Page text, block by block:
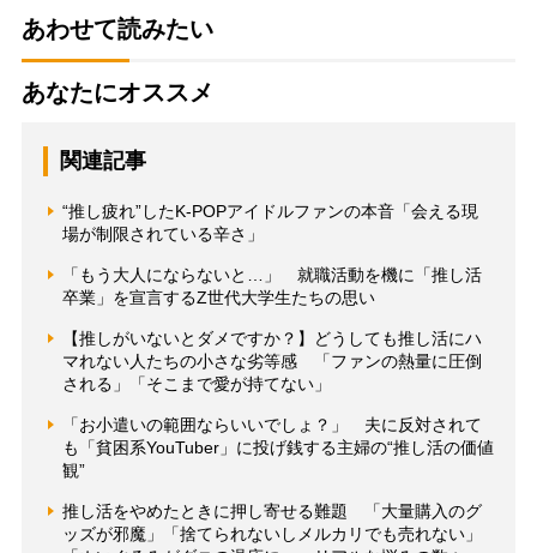
あわせて読みたい
あなたにオススメ
関連記事
“推し疲れ”したK-POPアイドルファンの本音「会える現
場が制限されている辛さ」
「もう大人にならないと…」 就職活動を機に「推し活
卒業」を宣言するZ世代大学生たちの思い
【推しがいないとダメですか？】どうしても推し活にハ
マれない人たちの小さな劣等感 「ファンの熱量に圧倒
される」「そこまで愛が持てない」
「お小遣いの範囲ならいいでしょ？」 夫に反対されて
も「貧困系YouTuber」に投げ銭する主婦の“推し活の価値
観”
推し活をやめたときに押し寄せる難題 「大量購入のグ
ッズが邪魔」「捨てられないしメルカリでも売れない」